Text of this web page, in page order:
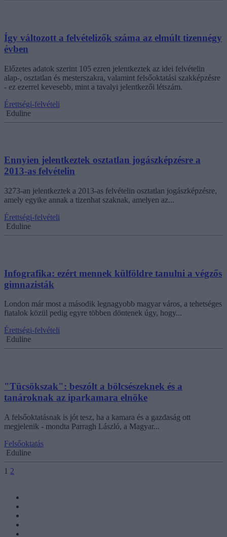
Így változott a felvételizők száma az elmúlt tizennégy
évben
Előzetes adatok szerint 105 ezren jelentkeztek az idei felvételin
alap-, osztatlan és mesterszakra, valamint felsőoktatási szakképzésre
- ez ezerrel kevesebb, mint a tavalyi jelentkezői létszám.
Érettségi-felvételi
Eduline
Ennyien jelentkeztek osztatlan jogászképzésre a
2013-as felvételin
3273-an jelentkeztek a 2013-as felvételin osztatlan jogászképzésre,
amely egyike annak a tizenhat szaknak, amelyen az...
Érettségi-felvételi
Eduline
Infografika: ezért mennek külföldre tanulni a végzős
gimnazisták
London már most a második legnagyobb magyar város, a tehetséges
fiatalok közül pedig egyre többen döntenek úgy, hogy...
Érettségi-felvételi
Eduline
"Tücsökszak": beszólt a bölcsészeknek és a
tanároknak az iparkamara elnöke
A felsőoktatásnak is jót tesz, ha a kamara és a gazdaság ott
megjelenik - mondta Parragh László, a Magyar...
Felsőoktatás
Eduline
1 2